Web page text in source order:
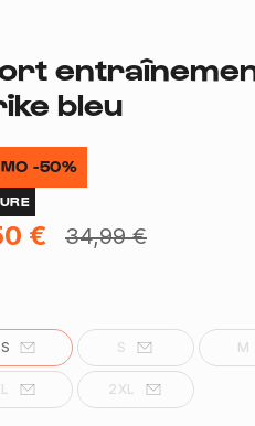
bleu
-50%
€ 34,99 €
S M
2XL